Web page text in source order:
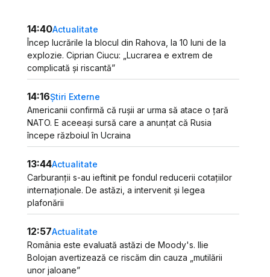
14:40Actualitate
Încep lucrările la blocul din Rahova, la 10 luni de la
explozie. Ciprian Ciucu: „Lucrarea e extrem de
complicată și riscantă”
14:16Știri Externe
Americanii confirmă că rușii ar urma să atace o țară
NATO. E aceeași sursă care a anunțat că Rusia
începe războiul în Ucraina
13:44Actualitate
Carburanții s-au ieftinit pe fondul reducerii cotațiilor
internaționale. De astăzi, a intervenit și legea
plafonării
12:57Actualitate
România este evaluată astăzi de Moody's. Ilie
Bolojan avertizează ce riscăm din cauza „mutilării
unor jaloane”